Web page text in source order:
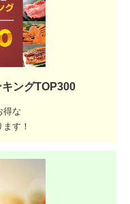
ングTOP300
得な
す！